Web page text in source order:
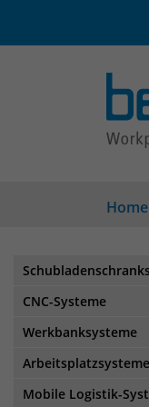
Home
CNC-Systeme
Werkbanksysteme
Arbeitsplatzsysteme
Mobile Logistik-